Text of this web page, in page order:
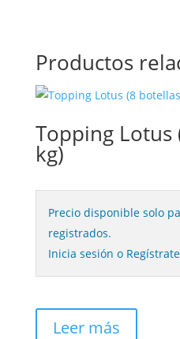
Productos
Topping Lotus
kg)
Precio disponible solo
registrados.
Inicia sesión o Regístrate
Leer más